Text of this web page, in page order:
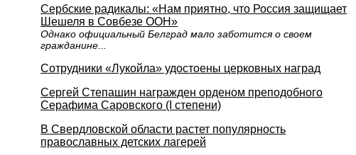
Сербские радикалы: «Нам приятно, что Россия защищает
Шешеля в Совбезе ООН»
Однако официальный Белград мало заботится о своем
гражданине...
Cотрудники «Лукойла» удостоены церковных наград
Сергей Степашин награжден орденом преподобного
Серафима Саровского (I степени)
В Свердловской области растет популярность
православных детских лагерей